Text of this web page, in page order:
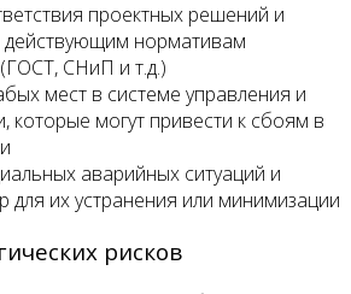
проектных решений и
действующим нормативам
СНиП и т.д.)
мест в системе управления и
которые могут привести к сбоям в
аварийных ситуаций и
для их устранения или минимизации
рисков